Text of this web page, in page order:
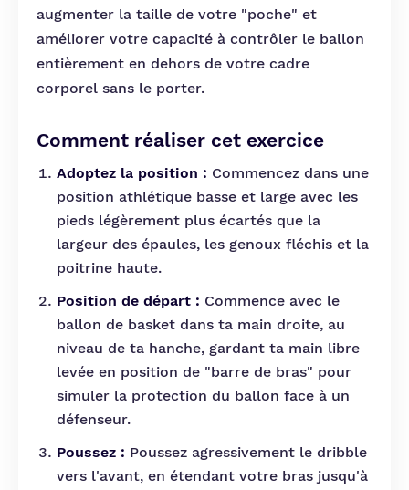
augmenter la taille de votre "poche" et
améliorer votre capacité à contrôler le ballon
entièrement en dehors de votre cadre
corporel sans le porter.
Comment réaliser cet exercice
Adoptez la position : Commencez dans une
position athlétique basse et large avec les
pieds légèrement plus écartés que la
largeur des épaules, les genoux fléchis et la
poitrine haute.
Position de départ : Commence avec le
ballon de basket dans ta main droite, au
niveau de ta hanche, gardant ta main libre
levée en position de "barre de bras" pour
simuler la protection du ballon face à un
défenseur.
Poussez : Poussez agressivement le dribble
vers l'avant, en étendant votre bras jusqu'à